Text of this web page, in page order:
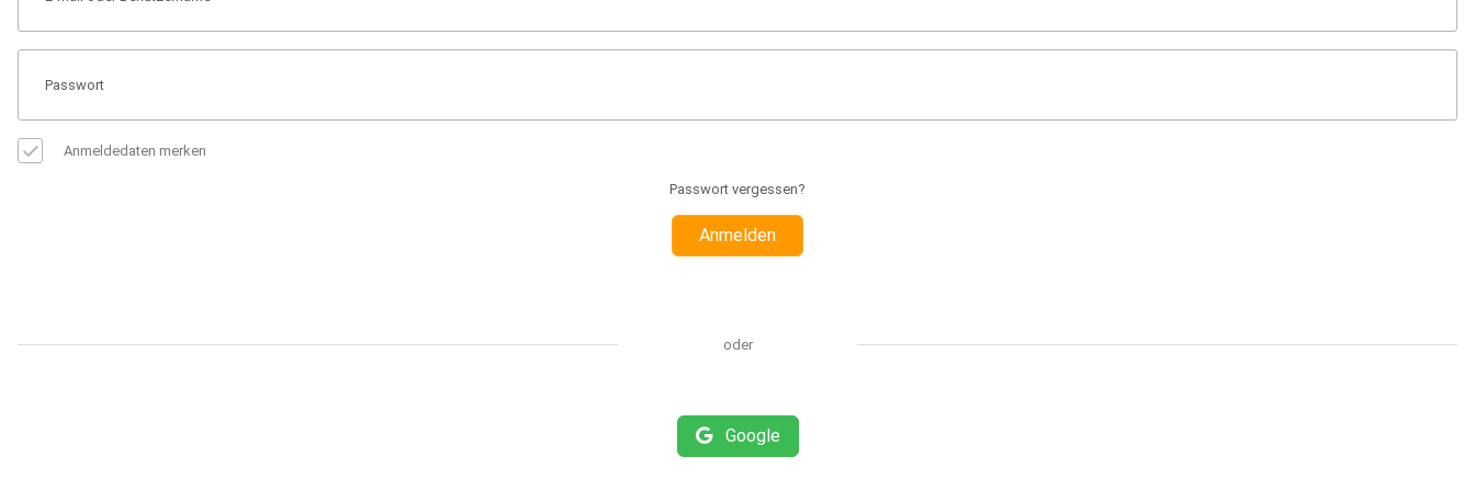
Anmeldedaten merken
Passwort vergessen?
Anmelden
oder
Google